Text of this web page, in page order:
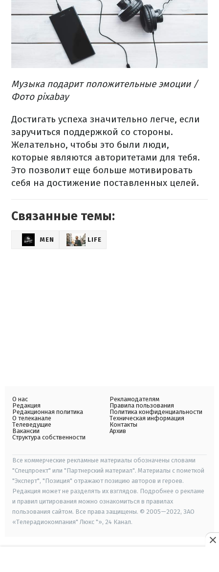
Музыка подарит положительные эмоции /
Фото pixabay
Достигать успеха значительно легче, если
заручиться поддержкой со стороны.
Желательно, чтобы это были люди,
которые являются авторитетами для тебя.
Это позволит еще больше мотивировать
себя на достижение поставленных целей.
Связанные темы:
MEN LIFE
О нас
Редакция
Редакционная политика
О телеканале
Телеведущие
Вакансии
Структура собственности
Рекламодателям
Правила пользования
Политика конфиденциальности
Техническая информация
Контакты
Архив
Все коммерческие рекламные материалы обозначены словами
"Спецпроект" или "Партнерский материал". Материалы с пометкой
"Эксперт", "Позиция" отражают позицию авторов и героев.
Редакция может не разделять их взглядов. Подробнее о рекламе
и правил цитирования можно ознакомиться в правилах
пользования сайтом. Все права защищены. © 2005—2022, ЗАО
«Телерадиокомпания" Люкс "», 24 Канал.